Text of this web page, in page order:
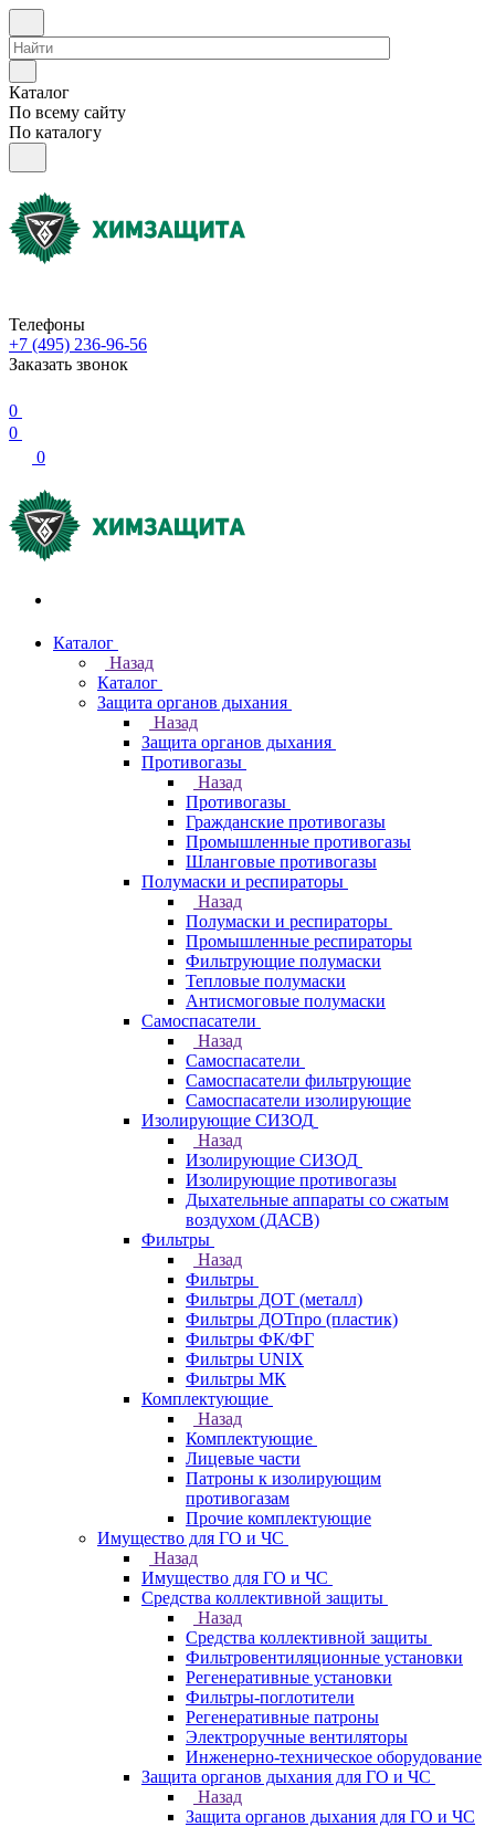
Каталог
По всему сайту
По каталогу
Телефоны
+7 (495) 236-96-56
Заказать звонок
0
0
0
Каталог
Назад
Каталог
Защита органов дыхания
Назад
Защита органов дыхания
Противогазы
Назад
Противогазы
Гражданские противогазы
Промышленные противогазы
Шланговые противогазы
Полумаски и респираторы
Назад
Полумаски и респираторы
Промышленные респираторы
Фильтрующие полумаски
Тепловые полумаски
Антисмоговые полумаски
Самоспасатели
Назад
Самоспасатели
Самоспасатели фильтрующие
Самоспасатели изолирующие
Изолирующие СИЗОД
Назад
Изолирующие СИЗОД
Изолирующие противогазы
Дыхательные аппараты со сжатым
воздухом (ДАСВ)
Фильтры
Назад
Фильтры
Фильтры ДОТ (металл)
Фильтры ДОТпро (пластик)
Фильтры ФК/ФГ
Фильтры UNIX
Фильтры МК
Комплектующие
Назад
Комплектующие
Лицевые части
Патроны к изолирующим
противогазам
Прочие комплектующие
Имущество для ГО и ЧС
Назад
Имущество для ГО и ЧС
Средства коллективной защиты
Назад
Средства коллективной защиты
Фильтровентиляционные установки
Регенеративные установки
Фильтры-поглотители
Регенеративные патроны
Электроручные вентиляторы
Инженерно-техническое оборудование
Защита органов дыхания для ГО и ЧС
Назад
Защита органов дыхания для ГО и ЧС